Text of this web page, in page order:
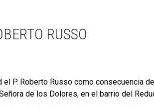
RUSSO
P. Roberto Russo como consecuencia
de los Dolores, en el barrio del